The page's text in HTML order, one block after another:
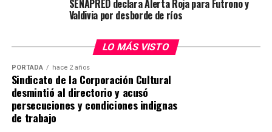
La conexión al sistema eléctrico se realizará a través de
planta con el alimentador“Aldea Campesina”
“La Unión”. Con una vida útil estimada de
30 años, la iniciativa se alinea con la política nacional
deTransición Energética Justa, orientada a promover
inversiones limpias de alto impacto económico y
ambiental.
SENAPRED declara Alerta Roja para Futrono y
Valdivia por desborde de ríos
LO MÁS VISTO
PORTADA hace 2 años
Sindicato de la Corporación Cultural
desmintió al directorio y acusó
persecuciones y condiciones indignas
de trabajo